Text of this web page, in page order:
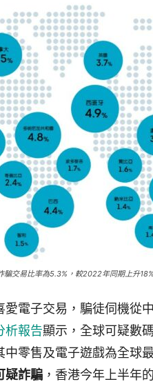
交易比率為5.3%，較2022年同期上升18%
愛電子交易，騙徒伺機從
析報告顯示，全球可疑數
零售及電子遊戲為全球
疑詐騙 ，香港今年上半年